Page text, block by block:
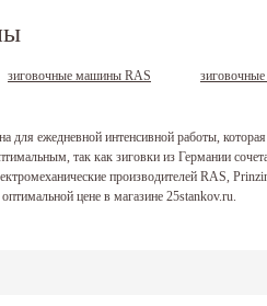
зиговочные машины RAS
для ежедневной интенсивной работы,
так как зиговки из Германии
производителей RAS,
цене в магазине 25stankov.ru.